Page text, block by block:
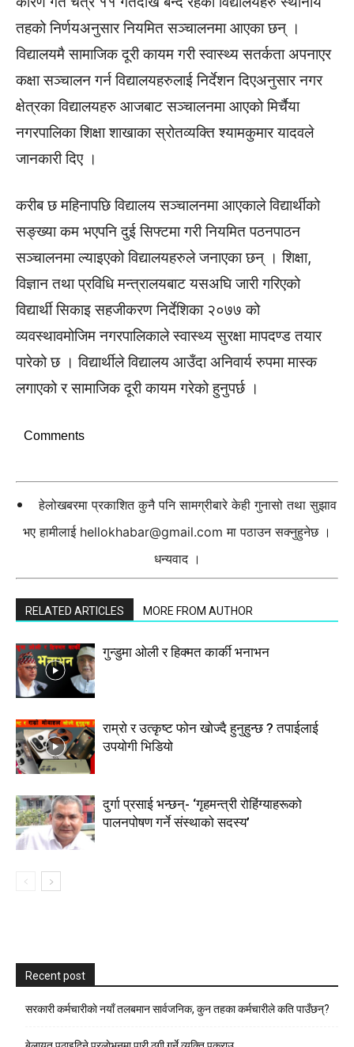
तहको निर्णयअनुसार नियमित सञ्चालनमा आएका छन् ।
विद्यालयमै सामाजिक दूरी कायम गरी स्वास्थ्य सतर्कता अपनाएर
कक्षा सञ्चालन गर्न विद्यालयहरुलाई निर्देशन दिएअनुसार नगर
क्षेत्रका विद्यालयहरु आजबाट सञ्चालनमा आएको मिर्चैया
नगरपालिका शिक्षा शाखाका स्रोतव्यक्ति श्यामकुमार यादवले
जानकारी दिए ।
करीब छ महिनापछि विद्यालय सञ्चालनमा आएकाले विद्यार्थीको
सङ्ख्या कम भएपनि दुई सिफ्टमा गरी नियमित पठनपाठन
सञ्चालनमा ल्याइएको विद्यालयहरुले जनाएका छन् । शिक्षा,
विज्ञान तथा प्रविधि मन्त्रालयबाट यसअघि जारी गरिएको
विद्यार्थी सिकाइ सहजीकरण निर्देशिका २०७७ को
व्यवस्थावमोजिम नगरपालिकाले स्वास्थ्य सुरक्षा मापदण्ड तयार
पारेको छ । विद्यार्थीले विद्यालय आउँदा अनिवार्य रुपमा मास्क
लगाएको र सामाजिक दूरी कायम गरेको हुनुपर्छ ।
Comments
हेलोखबरमा प्रकाशित कुनै पनि सामग्रीबारे केही गुनासो तथा सुझाव
भए हामीलाई hellokhabar@gmail.com मा पठाउन सक्नुहुनेछ ।
धन्यवाद ।
RELATED ARTICLES MORE FROM AUTHOR
गुन्डुमा ओली र हिक्मत कार्की भनाभन
राम्रो र उत्कृष्ट फोन खोज्दै हुनुहुन्छ ? तपाईलाई
उपयोगी भिडियो
दुर्गा प्रसाई भन्छन्- ‘गृहमन्त्री रोहिंग्याहरूको
पालनपोषण गर्ने संस्थाको सदस्य’
Recent post
सरकारी कर्मचारीकाे नयाँ तलबमान सार्वजनिक, कुन तहका कर्मचारीले कति पाउँछन्?